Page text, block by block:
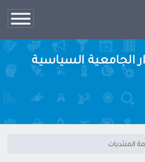
تبديل
الناف
الجامعية السياسية
المنتديات